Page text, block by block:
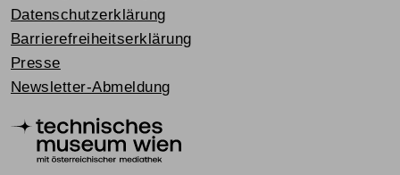
Datenschutzerklärung
Barrierefreiheitserklärung
Presse
Newsletter-Abmeldung